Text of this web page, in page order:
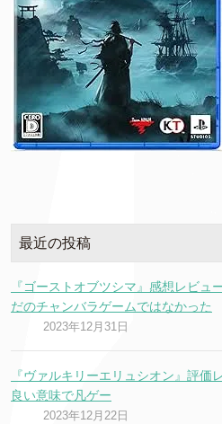
最近の投稿
『ゴーストオブツシマ』感想レビュ
だのチャンバラゲームではなかった
2023年12月31日
『ヴァルキリーエリュシオン』評価
良い意味で凡ゲー
2023年12月22日